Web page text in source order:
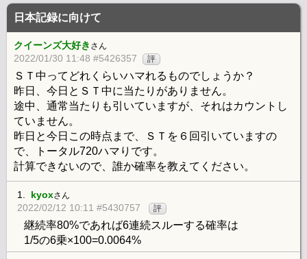
日本記録に向けて
クイーンズ大好き さん
2022/01/30 11:48 #5426357 評
ＳＴ中ってどれくらいハマれるものでしょうか？
昨日、今日とＳＴ中に当たりがありません。
途中、通常当たりも引いていますが、それはカウントし
ていません。
昨日と今日この時点まで、ＳＴを６回引いていますの
で、トータル720ハマりです。
計算できないので、誰か確率を教えてください。
1. kyoxさん
2022/02/12 10:11 #5430757 評
継続率80%であれば6連続スルーする確率は
1/5の6乗×100=0.0064%